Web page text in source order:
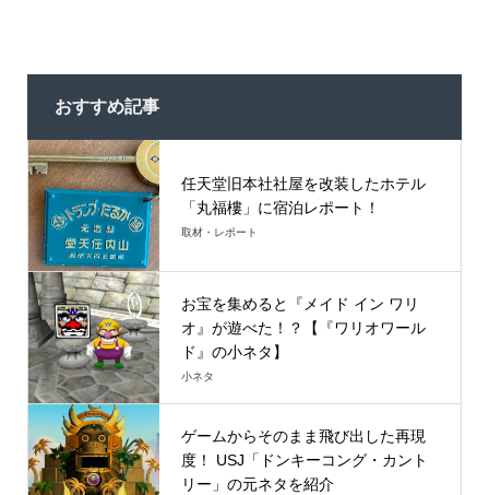
おすすめ記事
任天堂旧本社社屋を改装したホテル
「丸福樓」に宿泊レポート！
取材・レポート
お宝を集めると『メイド イン ワリ
オ』が遊べた！？【『ワリオワール
ド』の小ネタ】
小ネタ
ゲームからそのまま飛び出した再現
度！ USJ「ドンキーコング・カント
リー」の元ネタを紹介